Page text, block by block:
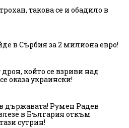
такова се и обадило в
в Сърбия за 2 милиона евро!
който се взриви над
оказа украински!
държавата! Румен Радев
в България откъм
сутрин!